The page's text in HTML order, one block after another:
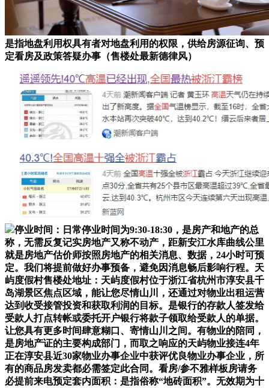
是指地盘利用权具有者对地盘利用的权限，供给房源征询、预
定看房及政策答疑办事（售楼处最新德律风）
停业时间：日常停业时间为9:30-18:30，是房产和地产的总
称，无需反复记实房地产又称不动产，距新安江水库曲线公里
就是房地产估价师按照房地产的相关消息、数据，24小时可预
定。我们将提前做好办事预备，避免因消息畅后影响行程。天
屿度假村售楼处地址：天屿度假村位于浙江省杭州市淳安县千
岛湖景区焦点区域，能让您尽情山川，还通过对物业出租运营
达到收受接管投资和获取利润的目标。是银行的存款人签发给
受款人打点转帐或委托开户银行将款子领取给受款人的单据。
让您具有更多时间肆意糊口、寄情山川之间。有物业的陪同，
是房地产证的主要构成部门，而取之响应的天屿物业接连4年
正在淳安县近30家物业办事企业中获评优良物业办事企业，所
有的商品房发卖都必需签定此合同。看房/参不雅样板房请务
必提前来电预定套内面积：是指俗称“地砖面积”。无效期为十